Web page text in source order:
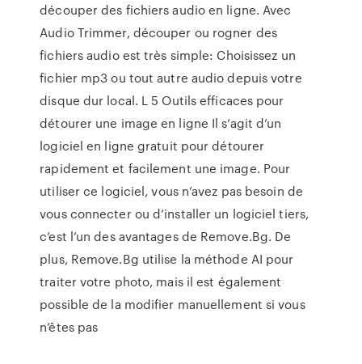
découper des fichiers audio en ligne. Avec
Audio Trimmer, découper ou rogner des
fichiers audio est très simple: Choisissez un
fichier mp3 ou tout autre audio depuis votre
disque dur local. L 5 Outils efficaces pour
détourer une image en ligne Il s’agit d’un
logiciel en ligne gratuit pour détourer
rapidement et facilement une image. Pour
utiliser ce logiciel, vous n’avez pas besoin de
vous connecter ou d’installer un logiciel tiers,
c’est l’un des avantages de Remove.Bg. De
plus, Remove.Bg utilise la méthode AI pour
traiter votre photo, mais il est également
possible de la modifier manuellement si vous
n’êtes pas